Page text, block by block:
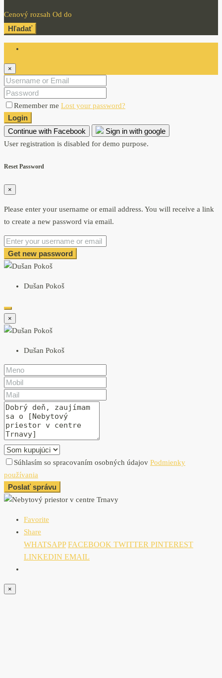
Cenový rozsah Od do
Hľadať
×
Remember me Lost your password?
Login
Continue with Facebook
Sign in with google
User registration is disabled for demo purpose.
Reset Password
×
Please enter your username or email address. You will receive a link
to create a new password via email.
Get new password
Dušan Pokoš
×
Dušan Pokoš
Súhlasím so spracovaním osobných údajov Podmienky
používania
Poslať správu
Favorite
Share
WHATSAPP FACEBOOK TWITTER PINTEREST
LINKEDIN EMAIL
×